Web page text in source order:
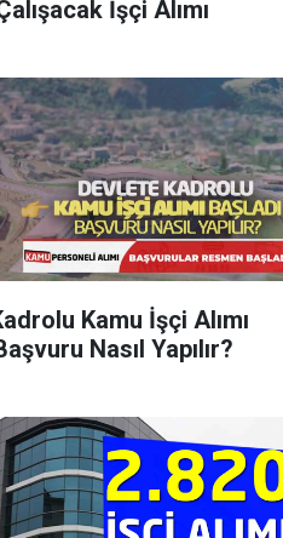
İşçi Alımı
Kamu İşçi Alımı
Nasıl Yapılır?